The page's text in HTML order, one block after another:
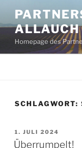
Inhalt
springenALLAUCH
Homepage des
SCHLAGWORT:
VERÖFFENTLICHT
AM
1. JULI 2024
Überrumpelt!